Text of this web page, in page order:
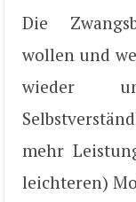
Die
wollen und
wieder
mehr
leichteren)